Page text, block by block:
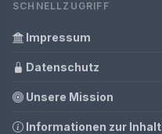
SCHNELLZUGRIFF
Impressum
Datenschutz
Unsere Mission
Informationen zur Inhalt